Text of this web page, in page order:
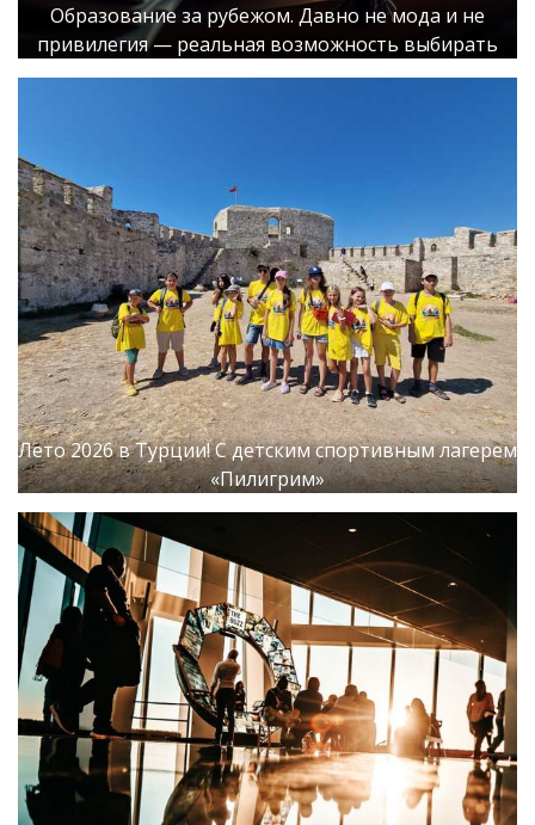
Образование за рубежом. Давно не мода и не
привилегия — реальная возможность выбирать
Лето 2026 в Турции! С детским спортивным лагерем
«Пилигрим»